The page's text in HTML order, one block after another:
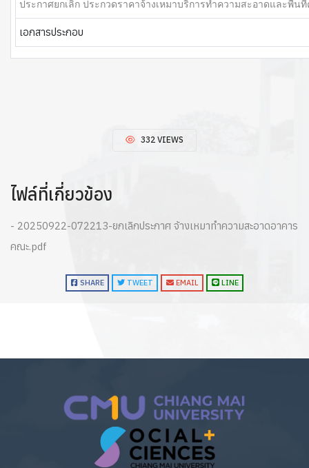
ประกาศยกเลิก ประกวดราคาจ้างเหมาบริการทำความสะอาดและพื้
เอกสารประกอบ
332 VIEWS
ไฟล์ที่เกี่ยวข้อง
- 20250922-072213-ยกเลิกประกาศ จ้างเหมาทำความสะอาดอาคาร
คณะ.pdf
SHARE TWEET EMAIL LINE